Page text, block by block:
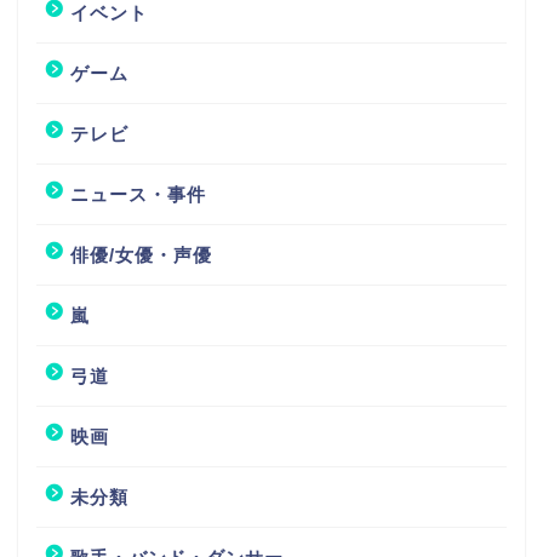
イベント
ゲーム
テレビ
ニュース・事件
俳優/女優・声優
嵐
弓道
映画
未分類